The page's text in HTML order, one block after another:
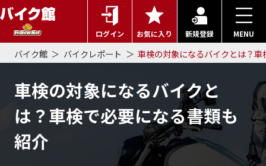
ログイン お気に入り 新規登録 MENU
バイク館 バイクレポート 車検の対象になるバイクとは？
車検の対象になるバイクと
は？車検で必要になる書類も
紹介